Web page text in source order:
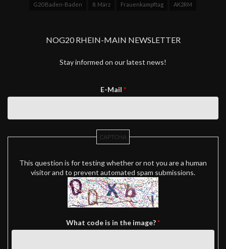
G20 Baden-Baden 8. März Frauenkampftag AK2RM
NOG20 RHEIN-MAIN NEWSLETTER
Stay informed on our latest news!
E-Mail *
CAPTCHA
This question is for testing whether or not you are a human
visitor and to prevent automated spam submissions.
What code is in the image?*